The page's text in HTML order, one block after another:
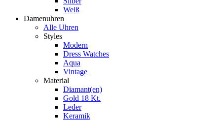
Weiß
Damenuhren
Alle Uhren
Styles
Modern
Dress Watches
Aqua
Vintage
Material
Diamant(en)
Gold 18 Kt.
Leder
Keramik